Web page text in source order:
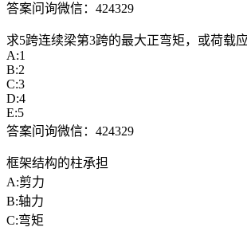
答案问询微信：424329
求5跨连续梁第3跨的最大正弯矩，或荷载
A:1
B:2
C:3
D:4
E:5
答案问询微信：424329
框架结构的柱承担
A:剪力
B:轴力
C:弯矩